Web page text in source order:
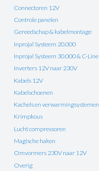
Connectoren 12V
Controle panelen
Gereedschap & kabelmontage
Inprojal Systeem 20.000
Inprojal Systeem 30.000 & C-Line
Inverters 12V naar 230V
Kabels 12V
Kabelschoenen
Kachels en verwarmingsystemen
Krimpkous
Lucht compressoren
Magische haken
Omvormers 230V naar 12V
Overig